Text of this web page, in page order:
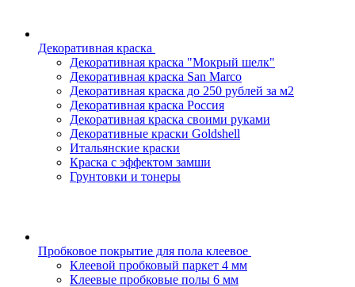
Декоративная краска
Декоративная краска "Мокрый шелк"
Декоративная краска San Marco
Декоративная краска до 250 рублей за м2
Декоративная краска Россия
Декоративная краска своими руками
Декоративные краски Goldshell
Итальянские краски
Краска с эффектом замши
Грунтовки и тонеры
Пробковое покрытие для пола клеевое
Клеевой пробковый паркет 4 мм
Клеевые пробковые полы 6 мм